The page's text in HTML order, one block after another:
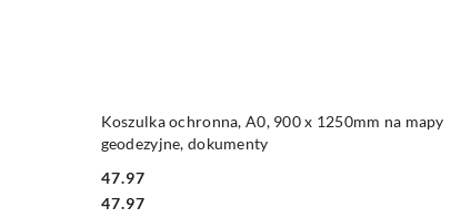
Koszulka ochronna, A0, 900 x 1250mm na mapy
geodezyjne, dokumenty
Cena:
47.97
Cena:
47.97